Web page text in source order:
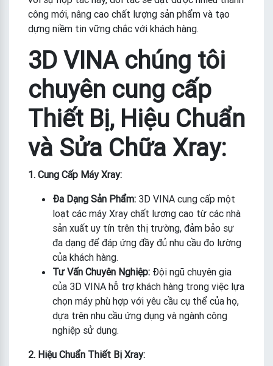
công mới, nâng cao chất lượng sản phẩm và tạo
dựng niềm tin vững chắc với khách hàng.
3D VINA chúng tôi
chuyên cung cấp
Thiết Bị, Hiệu Chuẩn
và Sửa Chữa Xray:
1. Cung Cấp Máy Xray:
Đa Dạng Sản Phẩm: 3D VINA cung cấp một
loạt các máy Xray chất lượng cao từ các nhà
sản xuất uy tín trên thị trường, đảm bảo sự
đa dạng để đáp ứng đầy đủ nhu cầu đo lường
của khách hàng.
Tư Vấn Chuyên Nghiệp: Đội ngũ chuyên gia
của 3D VINA hỗ trợ khách hàng trong việc lựa
chọn máy phù hợp với yêu cầu cụ thể của họ,
dựa trên nhu cầu ứng dụng và ngành công
nghiệp sử dụng.
2. Hiệu Chuẩn Thiết Bị Xray: